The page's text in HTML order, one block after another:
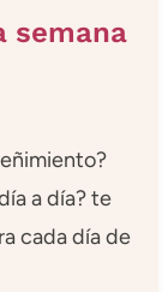
semana
a día? te
cada día de